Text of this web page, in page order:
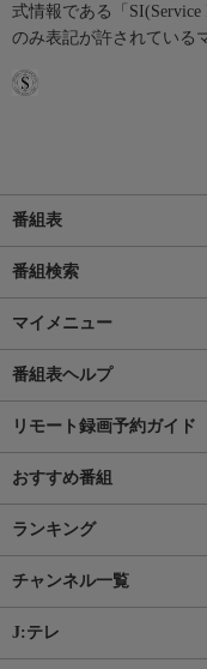
式情報である「
のみ表記が許されている
番組表
番組検索
マイメニュー
番組表ヘルプ
リモート録画予約ガイド
おすすめ番組
ランキング
チャンネル一覧
J:テレ